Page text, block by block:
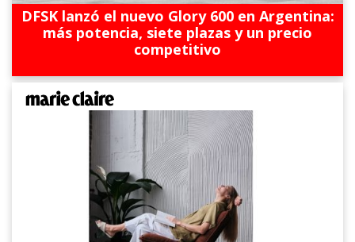
DFSK lanzó el nuevo Glory 600 en Argentina:
más potencia, siete plazas y un precio
competitivo